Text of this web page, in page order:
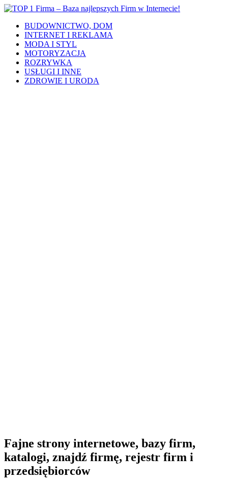
BUDOWNICTWO, DOM
INTERNET I REKLAMA
MODA I STYL
MOTORYZACJA
ROZRYWKA
USŁUGI I INNE
ZDROWIE I URODA
Fajne strony internetowe, bazy firm,
katalogi, znajdź firmę, rejestr firm i
przedsiębiorców